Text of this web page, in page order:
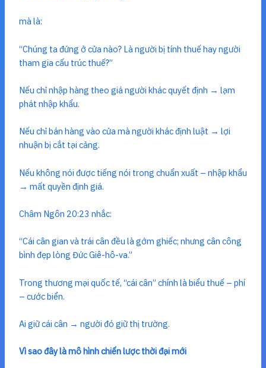
mà là:
“Chúng ta đứng ở cửa nào? Là người bị tính thuế hay người
tham gia cấu trúc thuế?”
Nếu chỉ nhập hàng theo giá người khác quyết định → lạm
phát nhập khẩu.
Nếu chỉ bán hàng vào cửa mà người khác định luật → lợi
nhuận bị cắt tại cảng.
Nếu không nói được tiếng nói trong chuẩn xuất – nhập khẩu
→ mất quyền định giá.
Châm Ngôn 20:23 nhắc:
“Cái cân gian và trái cân đều là gớm ghiếc; nhưng cân công
bình đẹp lòng Đức Giê-hô-va.”
Trong thương mại quốc tế, “cái cân” chính là biểu thuế – phí
– cước biển.
Ai giữ cái cân → người đó giữ thị trường.
Vì sao đây là mô hình chiến lược thời đại mới